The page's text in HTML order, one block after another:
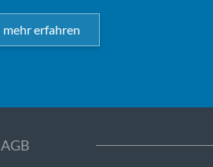
mehr erfahren
AGB